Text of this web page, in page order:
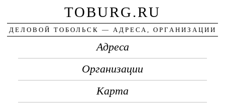
TOBURG.RU
ДЕЛОВОЙ ТОБОЛЬСК — АДРЕСА, ОРГАНИЗАЦИИ
Адреса
Организации
Карта